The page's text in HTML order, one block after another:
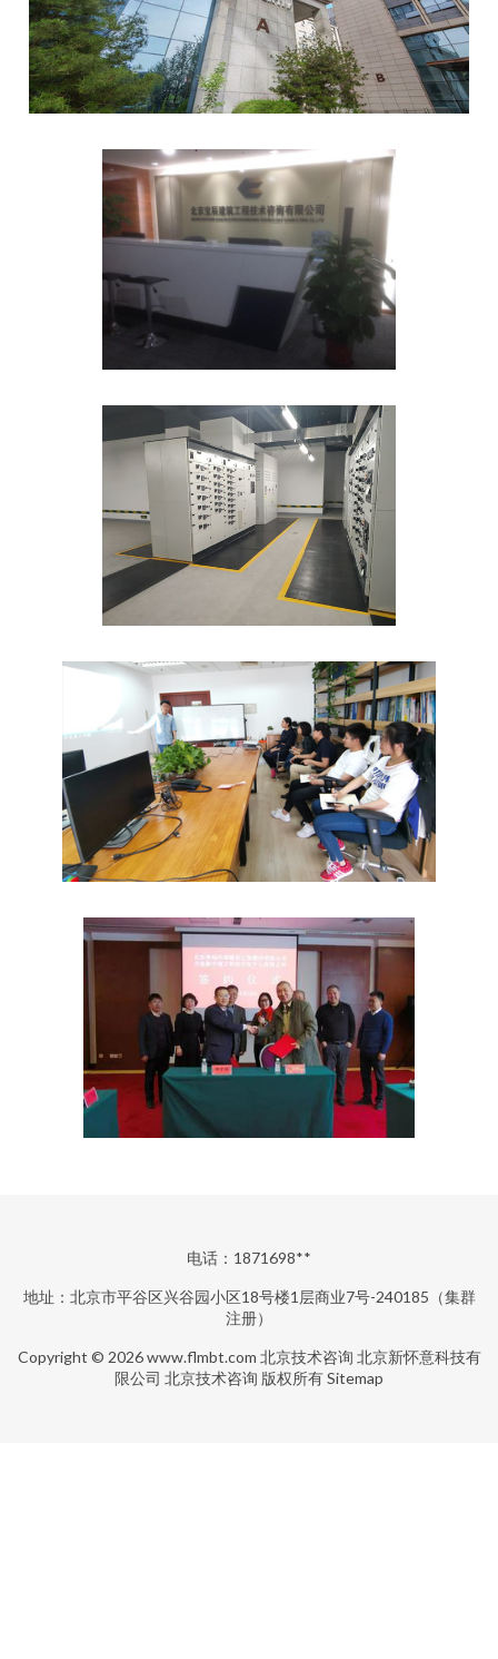
电话：1871698**
地址：北京市平谷区兴谷园小区18号楼1层商业7号-240185（集群
注册）
Copyright © 2026www.flmbt.com 北京技术咨询 北京新怀意科技有
限公司 北京技术咨询 版权所有Sitemap